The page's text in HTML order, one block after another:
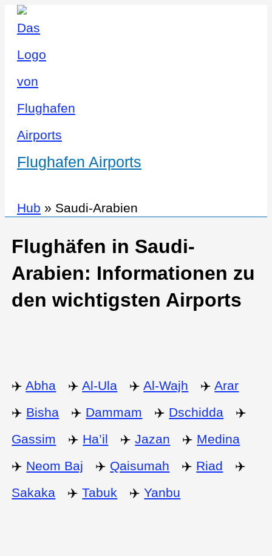
Flughafen Airports
Hub » Saudi-Arabien
Flughäfen in Saudi-
Arabien: Informationen zu
den wichtigsten Airports
✈️Abha ✈️Al-Ula ✈️Al-Wajh ✈️Arar
✈️ Bisha ✈️ Dammam ✈️ Dschidda
✈️
Gassim
✈️ Ha’il ✈️Jazan ✈️ Medina
✈️ Neom Baj ✈️ Qaisumah ✈️ Riad
✈️
Sakaka
✈️Tabuk ✈️Yanbu